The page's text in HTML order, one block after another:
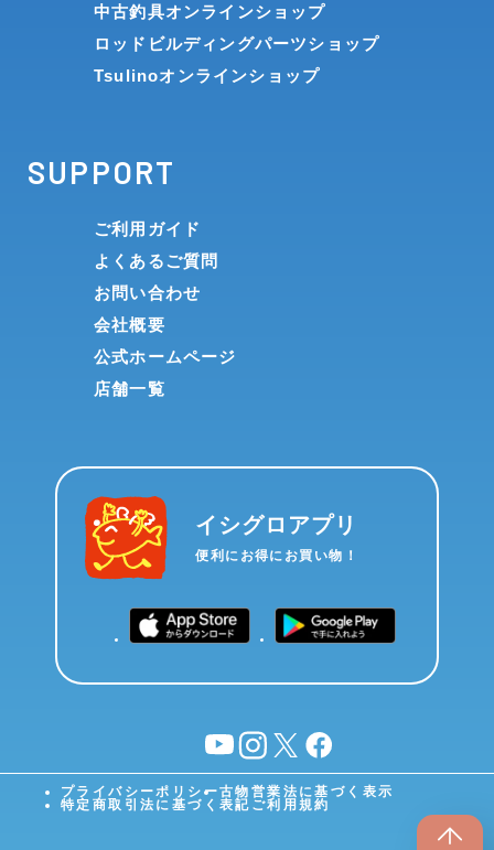
中古釣具オンラインショップ
ロッドビルディングパーツショップ
Tsulinoオンラインショップ
SUPPORT
ご利用ガイド
よくあるご質問
お問い合わせ
会社概要
公式ホームページ
店舗一覧
イシグロアプリ
便利にお得にお買い物！
YouTubeinstagram
X facebook
プライバシーポリシー古物営業法に基づく表示
特定商取引法に基づく表記 ご利用規約